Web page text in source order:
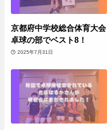
京都府中学校総合体育大会
卓球の部でベスト8！
2025年7月31日